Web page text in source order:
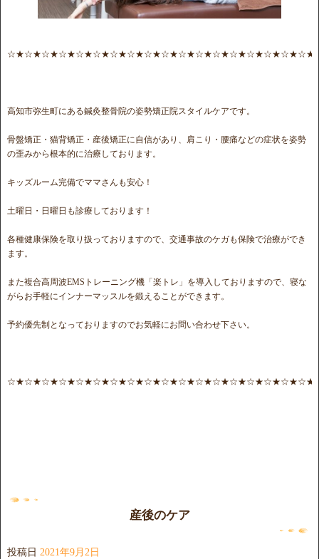
高知市弥生町にある鍼灸整骨院の姿勢矯正院スタイルケアです。
骨盤矯正・猫背矯正・産後矯正に自信があり、肩こり・腰痛などの症状を姿勢
の歪みから根本的に治療しております。
キッズルーム完備でママさんも安心！
土曜日・日曜日も診療しております！
各種健康保険を取り扱っておりますので、交通事故のケガも保険で治療ができ
ます。
また複合高周波EMSトレーニング機「楽トレ」を導入しておりますので、寝な
がらお手軽にインナーマッスルを鍛えることができます。
予約優先制となっておりますのでお気軽にお問い合わせ下さい。
産後のケア
投稿日 2021年9月2日